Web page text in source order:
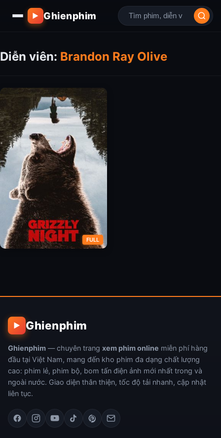
▶ Ghienphim
Diễn viên: Brandon Ray Olive
FULL
▶ Ghienphim
Ghienphim — chuyên trang xem phim online miễn phí hàng
đầu tại Việt Nam, mang đến kho phim đa dạng chất lượng
cao: phim lẻ, phim bộ, bom tấn điện ảnh mới nhất trong và
ngoài nước. Giao diện thân thiện, tốc độ tải nhanh, cập nhật
liên tục.